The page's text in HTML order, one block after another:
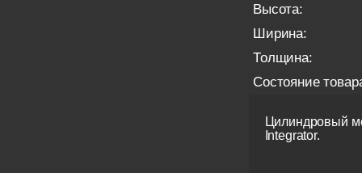
Высота:
Ширина:
Толщина:
Состояние
Цилиндровый
Integrator.